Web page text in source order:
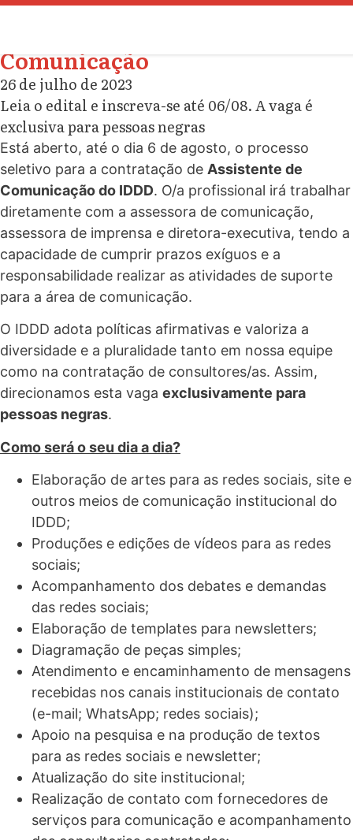
Comunicação
26 de julho de 2023
Leia o edital e inscreva-se até 06/08. A vaga é
exclusiva para pessoas negras
Está aberto, até o dia 6 de agosto, o processo
seletivo para a contratação de Assistente de
Comunicação do IDDD. O/a profissional irá trabalhar
diretamente com a assessora de comunicação,
assessora de imprensa e diretora-executiva, tendo a
capacidade de cumprir prazos exíguos e a
responsabilidade realizar as atividades de suporte
para a área de comunicação.
O IDDD adota políticas afirmativas e valoriza a
diversidade e a pluralidade tanto em nossa equipe
como na contratação de consultores/as. Assim,
direcionamos esta vaga exclusivamente para
pessoas negras.
Como será o seu dia a dia?
Elaboração de artes para as redes sociais, site e
outros meios de comunicação institucional do
IDDD;
Produções e edições de vídeos para as redes
sociais;
Acompanhamento dos debates e demandas
das redes sociais;
Elaboração de templates para newsletters;
Diagramação de peças simples;
Atendimento e encaminhamento de mensagens
recebidas nos canais institucionais de contato
(e-mail; WhatsApp; redes sociais);
Apoio na pesquisa e na produção de textos
para as redes sociais e newsletter;
Atualização do site institucional;
Realização de contato com fornecedores de
serviços para comunicação e acompanhamento